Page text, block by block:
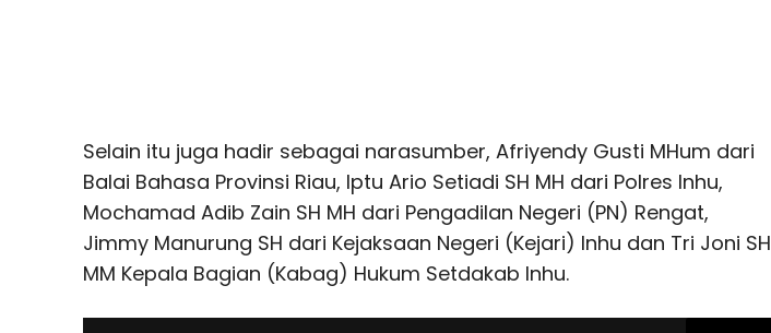
Selain itu juga hadir sebagai narasumber, Afriyendy Gusti MHum dari
Balai Bahasa Provinsi Riau, Iptu Ario Setiadi SH MH dari Polres Inhu,
Mochamad Adib Zain SH MH dari Pengadilan Negeri (PN) Rengat,
Jimmy Manurung SH dari Kejaksaan Negeri (Kejari) Inhu dan Tri Joni SH
MM Kepala Bagian (Kabag) Hukum Setdakab Inhu.